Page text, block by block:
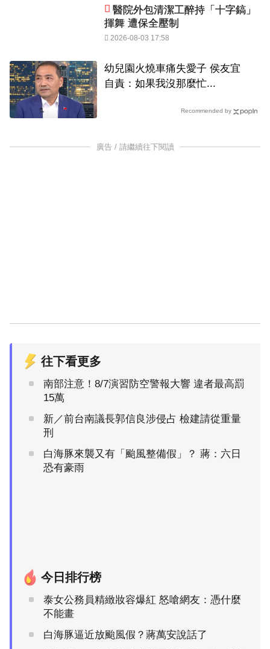
醫院外包清潔工醉持「十字鎬」
揮舞 遭保全壓制
2026-08-03 17:58
幼兒園火燒車痛失愛子 侯友宜
自責：如果我沒那麼忙...
Recommended by
廣告 / 請繼續往下閱讀
往下看更多
南部注意！8/7演習防空警報大響 違者最高罰
15萬
新／前台南議長郭信良涉侵占 檢建請從重量
刑
白海豚來襲又有「颱風整備假」？ 蔣：六日
恐有豪雨
今日排行榜
泰女公務員精緻妝容爆紅 怒嗆網友：憑什麼
不能畫
白海豚逼近放颱風假？蔣萬安說話了